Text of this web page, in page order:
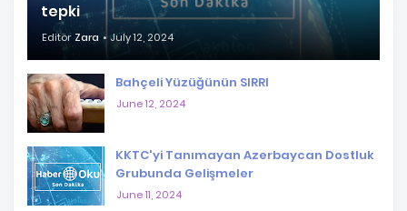
tepki
Editör Zara July 12, 2024
Bahçeli Yüzüğünün SIRRI
June 12, 2024
KKTC'yi Tanımayan Azerbaycan Dostluk
Grubunda Gelişmeler
June 11, 2024